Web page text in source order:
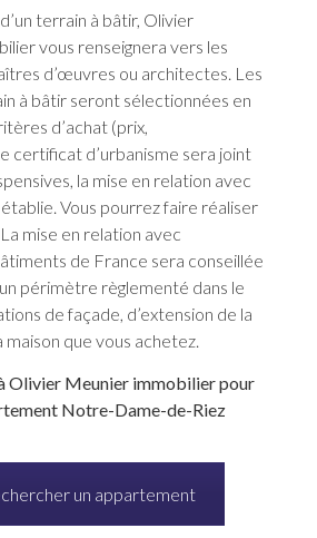
terrain à bâtir, Olivier
vous renseignera vers les
d’œuvres ou architectes. Les
à bâtir seront sélectionnées en
d’achat (prix,
certificat d’urbanisme sera joint
la mise en relation avec
Vous pourrez faire réaliser
mise en relation avec
de France sera conseillée
périmètre règlementé dans le
de façade, d’extension de la
que vous achetez.
Olivier Meunier immobilier pour
Notre-Dame-de-Riez
un appartement